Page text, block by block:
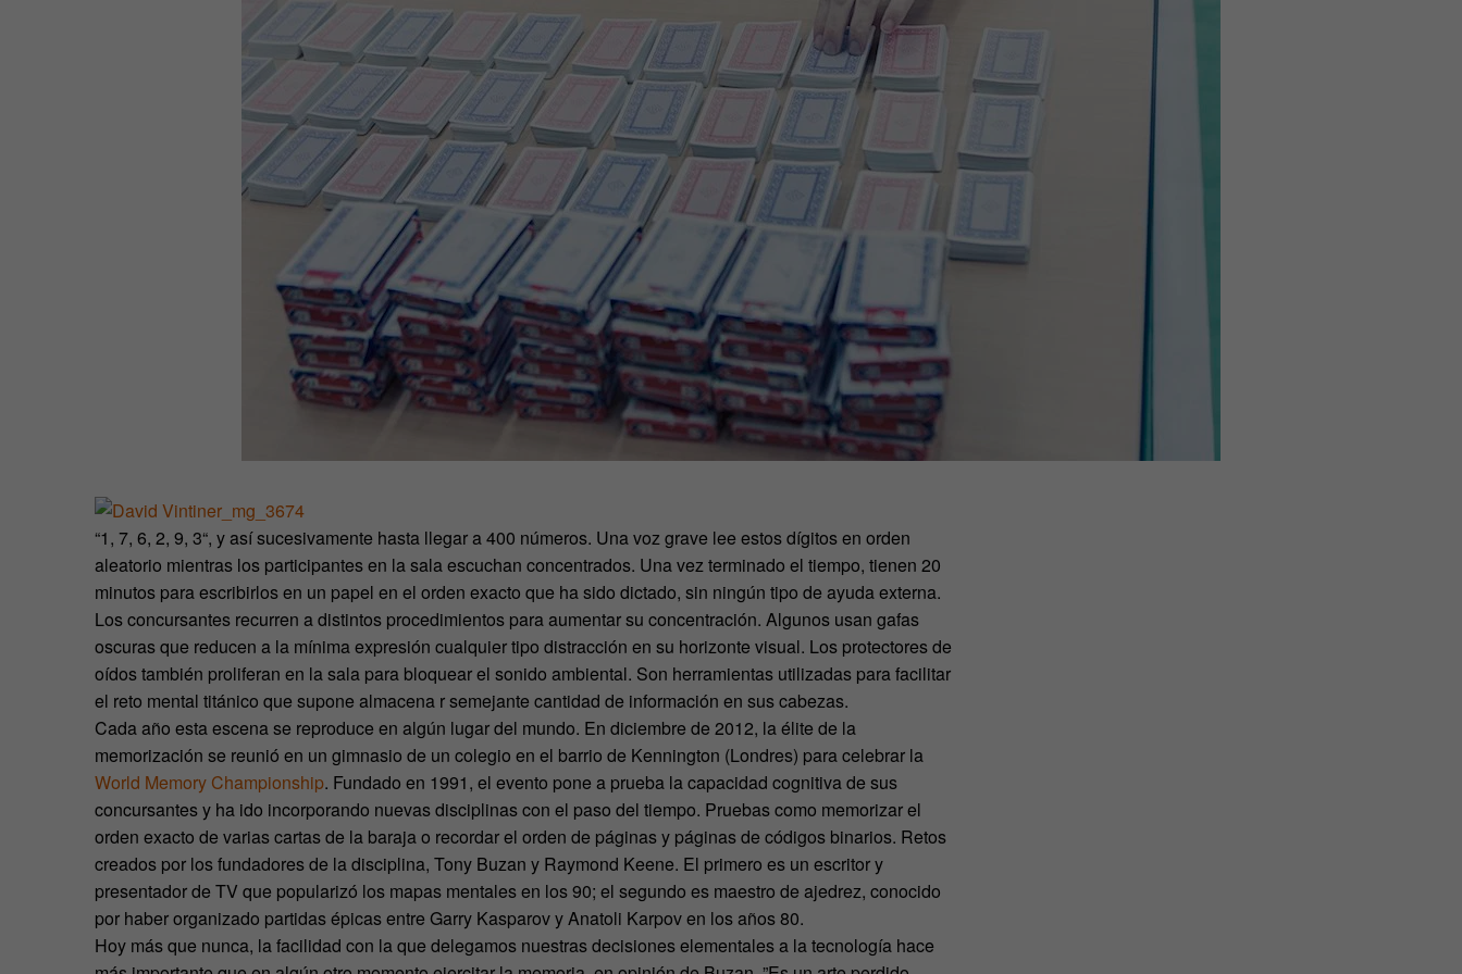
“1, 7, 6, 2, 9, 3“, y así sucesivamente hasta llegar a 400 números. Una voz grave lee estos dígitos en orden
aleatorio mientras los participantes en la sala escuchan concentrados. Una vez terminado el tiempo, tienen 20
minutos para escribirlos en un papel en el orden exacto que ha sido dictado, sin ningún tipo de ayuda externa.
Los concursantes recurren a distintos procedimientos para aumentar su concentración. Algunos usan gafas
oscuras que reducen a la mínima expresión cualquier tipo distracción en su horizonte visual. Los protectores de
oídos también proliferan en la sala para bloquear el sonido ambiental. Son herramientas utilizadas para facilitar
el reto mental titánico que supone almacena r semejante cantidad de información en sus cabezas.
Cada año esta escena se reproduce en algún lugar del mundo. En diciembre de 2012, la élite de la
memorización se reunió en un gimnasio de un colegio en el barrio de Kennington (Londres) para celebrar la
World Memory Championship. Fundado en 1991, el evento pone a prueba la capacidad cognitiva de sus
concursantes y ha ido incorporando nuevas disciplinas con el paso del tiempo. Pruebas como memorizar el
orden exacto de varias cartas de la baraja o recordar el orden de páginas y páginas de códigos binarios. Retos
creados por los fundadores de la disciplina, Tony Buzan y Raymond Keene. El primero es un escritor y
presentador de TV que popularizó los mapas mentales en los 90; el segundo es maestro de ajedrez, conocido
por haber organizado partidas épicas entre Garry Kasparov y Anatoli Karpov en los años 80.
Hoy más que nunca, la facilidad con la que delegamos nuestras decisiones elementales a la tecnología hace